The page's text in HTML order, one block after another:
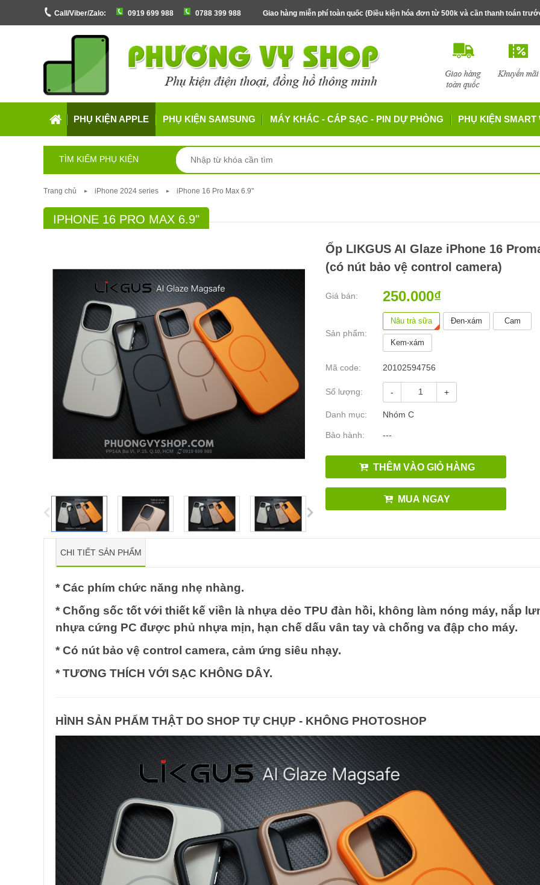
Call/Viber/Zalo: 0919 699 988 0788 399 988 Giao hàng miễn phí toàn quốc (Điều kiện hóa đơn từ 500k và cần thanh toán
PHỤ KIỆN APPLE PHỤ KIỆN SAMSUNG MÁY KHÁC - CÁP SẠC - PIN DỰ PHÒNG PHỤ KIỆN SMART
TÌM KIẾM PHỤ KIỆN
Trang chủ iPhone 2024 series iPhone 16 Pro Max 6.9"
IPHONE 16 PRO MAX 6.9"
Ốp LIKGUS AI Glaze iPhone 16
(có nút bảo vệ control camera)
Giá bán: 250.000₫
Sản phẩm:
Nâu trà sữa Đen-xám Cam
Kem-xám
Mã code: 20102594756
Số lượng: - +
Danh mục: Nhóm C
Bảo hành: ---
THÊM VÀO GIỎ HÀNG
MUA NGAY
CHI TIẾT SẢN PHẨM
* Các phím chức năng nhẹ nhàng.
* Chống sốc tốt với thiết kế viền là nhựa dẻo TPU đàn hồi, không làm nóng máy, nắp
nhựa cứng PC được phủ nhựa mịn, hạn chế dấu vân tay và chống va đập cho máy.
* Có nút bảo vệ control camera, cảm ứng siêu nhạy.
* TƯƠNG THÍCH VỚI SẠC KHÔNG DÂY.
HÌNH SẢN PHẨM THẬT DO SHOP TỰ CHỤP - KHÔNG PHOTOSHOP